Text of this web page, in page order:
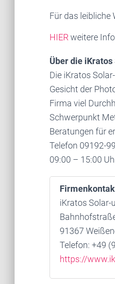
Für das leibliche
HIER weitere
Über die
Die iKratos
Gesicht der
Firma viel
Schwerpunkt
Beratungen für
Telefon 09192-
09:00 – 15:00
iKratos Solar-
91367
Telefon: +49
https://